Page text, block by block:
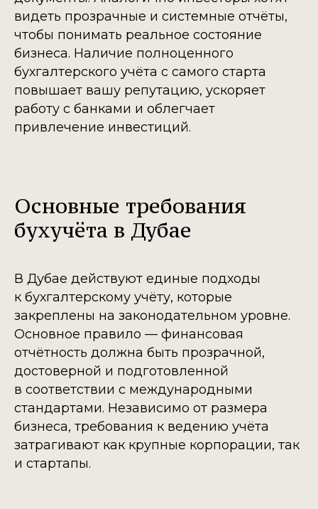
видеть прозрачные и системные отчёты,
чтобы понимать реальное состояние
бизнеса. Наличие полноценного
бухгалтерского учёта с самого старта
повышает вашу репутацию, ускоряет
работу с банками и облегчает
привлечение инвестиций.
Основные требования
бухучёта в Дубае
В Дубае действуют единые подходы
к бухгалтерскому учёту, которые
закреплены на законодательном уровне.
Основное правило — финансовая
отчётность должна быть прозрачной,
достоверной и подготовленной
в соответствии с международными
стандартами. Независимо от размера
бизнеса, требования к ведению учёта
затрагивают как крупные корпорации, так
и стартапы.